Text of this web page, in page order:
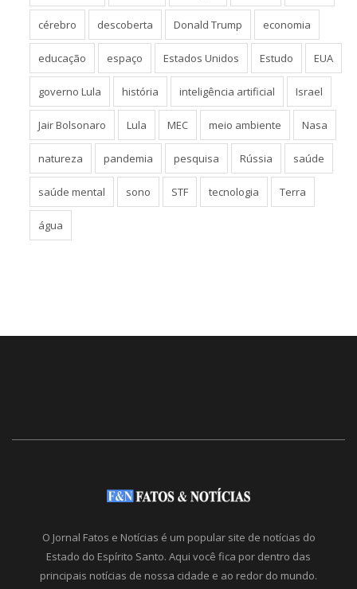
cérebro descoberta Donald Trump economia
educação espaço Estados Unidos Estudo EUA
governo Lula história inteligência artificial Israel
Jair Bolsonaro Lula MEC meio ambiente Nasa
natureza pandemia pesquisa Rússia saúde
saúde mental sono STF tecnologia Terra
água
O Jornal Fatos e Notícias é um popular site de notícias do
Estado do Espírito Santo. Aqui você fica por dentro das
principais notícias de nossa cidade e ao redor do mundo.